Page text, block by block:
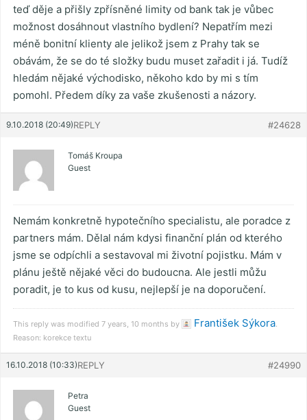
teď děje a přišly zpřísněné limity od bank tak je vůbec
možnost dosáhnout vlastního bydlení? Nepatřím mezi
méně bonitní klienty ale jelikož jsem z Prahy tak se
obávám, že se do té složky budu muset zařadit i já. Tudíž
hledám nějaké východisko, někoho kdo by mi s tím
pomohl. Předem díky za vaše zkušenosti a názory.
9.10.2018 (20:49) #24628
REPLY
Tomáš Kroupa
Guest
Nemám konkretně hypotečního specialistu, ale poradce z
partners mám. Dělal nám kdysi finanční plán od kterého
jsme se odpíchli a sestavoval mi životní pojistku. Mám v
plánu ještě nějaké věci do budoucna. Ale jestli můžu
poradit, je to kus od kusu, nejlepší je na doporučení.
This reply was modified 7 years, 10 months by František Sýkora.
Reason: korekce textu
16.10.2018 (10:33) #24990
REPLY
Petra
Guest